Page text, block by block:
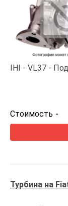
IHI VL37
Стоимость -
Турбина на